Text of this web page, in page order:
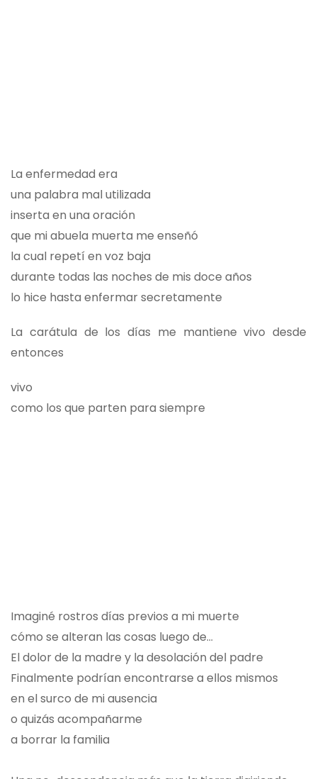
La enfermedad era
una palabra mal utilizada
inserta en una oración
que mi abuela muerta me enseñó
la cual repetí en voz baja
durante todas las noches de mis doce años
lo hice hasta enfermar secretamente
La carátula de los días me mantiene vivo desde
entonces
vivo
como los que parten para siempre
Imaginé rostros días previos a mi muerte
cómo se alteran las cosas luego de...
El dolor de la madre y la desolación del padre
Finalmente podrían encontrarse a ellos mismos
en el surco de mi ausencia
o quizás acompañarme
a borrar la familia